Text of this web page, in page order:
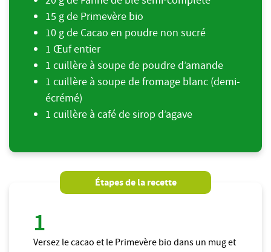
15 g de Primevère bio
10 g de Cacao en poudre non sucré
1 Œuf entier
1 cuillère à soupe de poudre d’amande
1 cuillère à soupe de fromage blanc (demi-
écrémé)
1 cuillère à café de sirop d’agave
Étapes de la recette
Versez le cacao et le Primevère bio dans un mug et